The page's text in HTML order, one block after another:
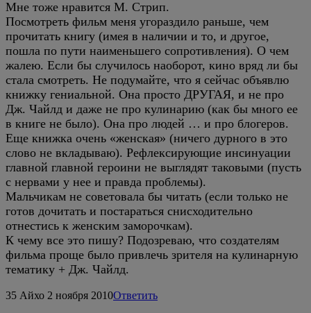
Мне тоже нравится М. Стрип.
Посмотреть фильм меня угораздило раньше, чем
прочитать книгу (имея в наличии и то, и другое,
пошла по пути наименьшего сопротивления). О чем
жалею. Если бы случилось наоборот, кино вряд ли бы
стала смотреть. Не подумайте, что я сейчас объявлю
книжку гениальной. Она просто ДРУГАЯ, и не про
Дж. Чайлд и даже не про кулинарию (как бы много ее
в книге не было). Она про людей … и про блогеров.
Еще книжка очень «женская» (ничего дурного в это
слово не вкладываю). Рефлексирующие инсинуации
главной главной героини не выглядят таковыми (пусть
с нервами у нее и правда проблемы).
Мальчикам не советовала бы читать (если только не
готов дочитать и постараться снисходительно
отнестись к женским заморочкам).
К чему все это пишу? Подозреваю, что создателям
фильма проще было привлечь зрителя на кулинарную
тематику + Дж. Чайлд.
35 Айхо 2 ноября 2010Ответить